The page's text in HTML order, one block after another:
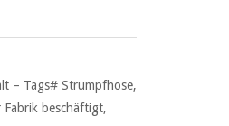
– Tags# Strumpfhose,
Fabrik beschäftigt,